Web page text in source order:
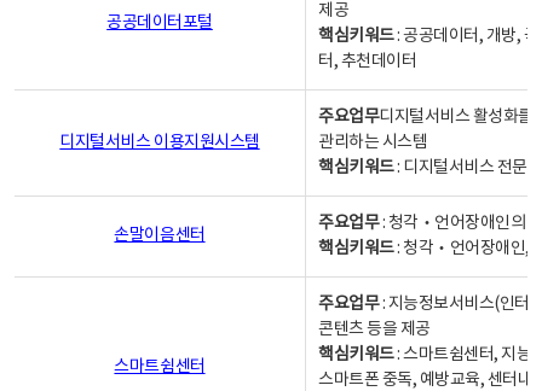
공공데이터포털
제공
핵심키워드: 공공데이터, 개방,
터, 추천데이터
디지털서비스 이용지원시스템
주요업무디지털서비스 활성화를
관리하는 시스템
핵심키워드: 디지털서비스 전문
손말이음센터
주요업무: 청각‧언어장애인의
핵심키워드: 청각‧언어장애인,
스마트쉼센터
주요업무: 지능정보서비스(인터
콘텐츠 등을 제공
핵심키워드: 스마트쉼센터, 지능
스마트폰 중독, 예방교육, 센터내